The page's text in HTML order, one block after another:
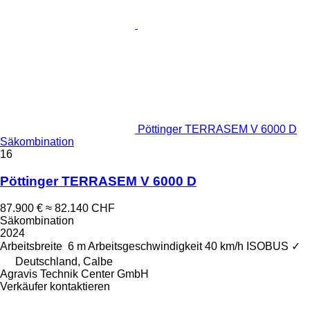
Pöttinger TERRASEM V 6000 D
Säkombination
16
Pöttinger TERRASEM V 6000 D
87.900 € ≈ 82.140 CHF
Säkombination
2024
Arbeitsbreite 6 mArbeitsgeschwindigkeit 40 km/h ISOBUS ✓
Deutschland, Calbe
Agravis Technik Center GmbH
Verkäufer kontaktieren